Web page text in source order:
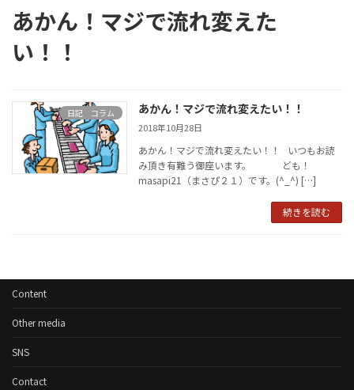
あかん！マジで流れ変えた
い！！
日記 コラム あかん！マジで流れ変えたい！！
2018年10月28日
あかん！マジで流れ変えたい！！ いつもお読
み頂き有難う御座います。 ども！
masapi21（まさぴ２１）です。(^_^) […]
続きを読む
Content
Other media
SNS
Contact